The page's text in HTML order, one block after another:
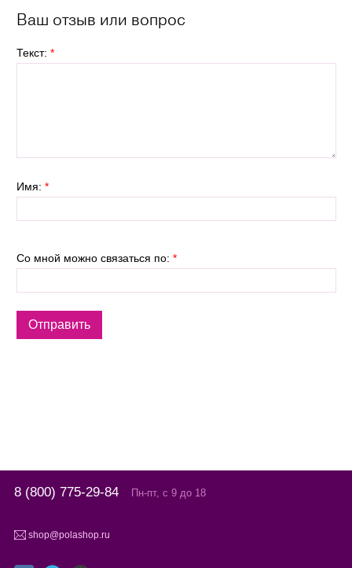
Ваш отзыв или вопрос
Текст: *
Имя: *
Со мной можно связаться по: *
8 (800) 775-29-84 Пн-пт, с 9 до 18
shop@polashop.ru